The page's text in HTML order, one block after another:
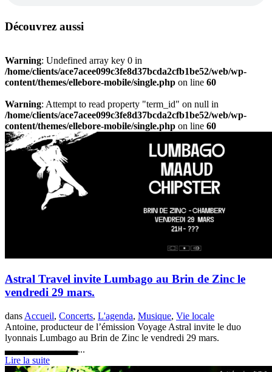
Découvrez aussi
Warning: Undefined array key 0 in
/home/clients/ace7acee099c3fe8d37bcda2cfb1be52/web/wp-
content/themes/ellebore-mobile/single.php on line 60
Warning: Attempt to read property "term_id" on null in
/home/clients/ace7acee099c3fe8d37bcda2cfb1be52/web/wp-
content/themes/ellebore-mobile/single.php on line 60
Astral Travel invite Lumbago au Brin de Zinc le
vendredi 29 mars.
dans Accueil, Concerts, L'agenda, Musique, Vie locale
Antoine, producteur de l’émission Voyage Astral invite le duo
lyonnais Lumbago au Brin de Zinc le vendredi 29 mars.
▃▃▃▃▃▃▃▃▃▃...
Lire la suite